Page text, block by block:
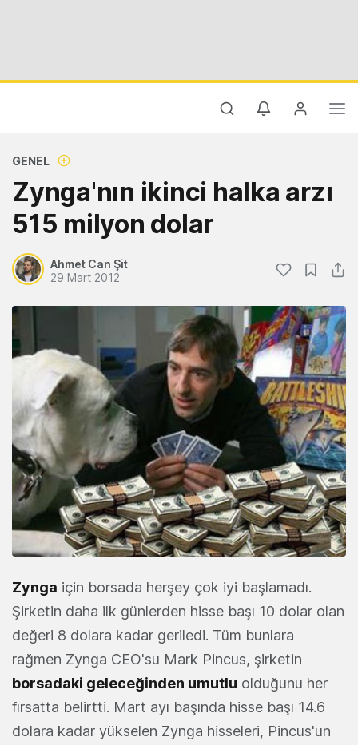
GENEL
Zynga'nın ikinci halka arzı
515 milyon dolar
Ahmet Can Şit
29 Mart 2012
Zynga için borsada herşey çok iyi başlamadı.
Şirketin daha ilk günlerden hisse başı 10 dolar olan
değeri 8 dolara kadar geriledi. Tüm bunlara
rağmen Zynga CEO'su Mark Pincus, şirketin
borsadaki geleceğinden umutlu olduğunu her
fırsatta belirtti. Mart ayı başında hisse başı 14.6
dolara kadar yükselen Zynga hisseleri, Pincus'un